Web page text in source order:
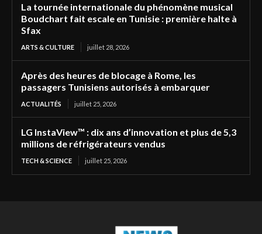
La tournée internationale du phénomène musical
Boudchart fait escale en Tunisie : première halte à
Sfax
ARTS & CULTURE juillet 28, 2026
Après des heures de blocage à Rome, les
passagers Tunisiens autorisés à embarquer
ACTUALITÉS juillet 25, 2026
LG InstaView™ : dix ans d’innovation et plus de 5,3
millions de réfrigérateurs vendus
TECH & SCIENCE juillet 25, 2026